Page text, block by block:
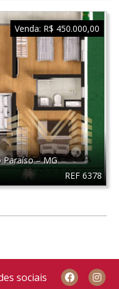
REF 6378
Paraíso–MG
Venda: R$ 450.000,00
sociais